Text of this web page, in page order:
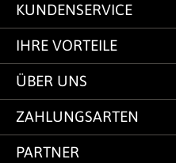
KUNDENSERVICE
IHRE VORTEILE
ÜBER UNS
ZAHLUNGSARTEN
PARTNER